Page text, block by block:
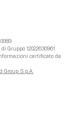
Gruppo 12022630961
certificato da
Group S.p.A.